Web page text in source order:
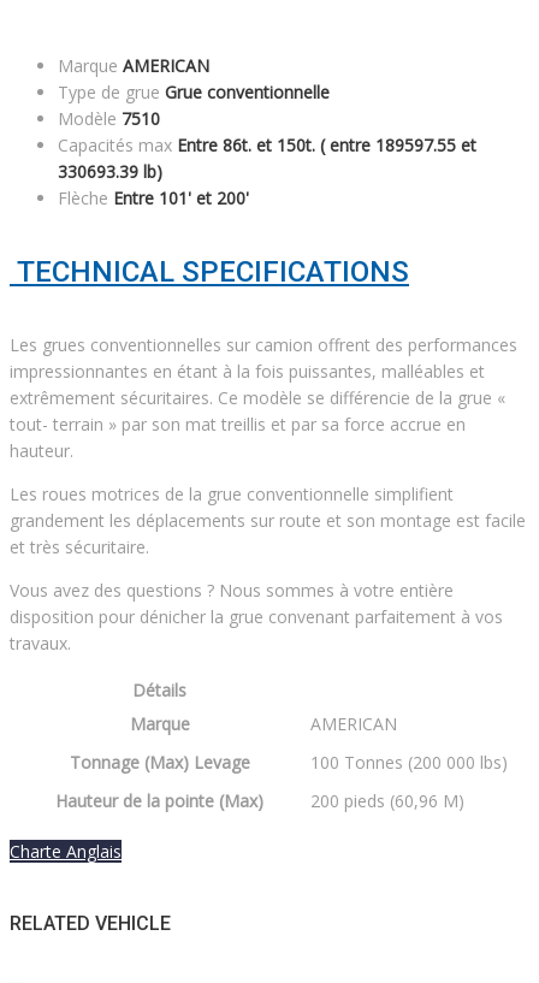
Marque AMERICAN
Type de grue Grue conventionnelle
Modèle 7510
Capacités max Entre 86t. et 150t. ( entre 189597.55 et
330693.39 lb)
Flèche Entre 101' et 200'
TECHNICAL SPECIFICATIONS
Les grues conventionnelles sur camion offrent des performances
impressionnantes en étant à la fois puissantes, malléables et
extrêmement sécuritaires. Ce modèle se différencie de la grue «
tout- terrain » par son mat treillis et par sa force accrue en
hauteur.
Les roues motrices de la grue conventionnelle simplifient
grandement les déplacements sur route et son montage est facile
et très sécuritaire.
Vous avez des questions ? Nous sommes à votre entière
disposition pour dénicher la grue convenant parfaitement à vos
travaux.
Détails
Marque
AMERICAN
Tonnage (Max) Levage
100 Tonnes (200 000 lbs)
Hauteur de la pointe (Max)
200 pieds (60,96 M)
Charte Anglais
RELATED VEHICLE